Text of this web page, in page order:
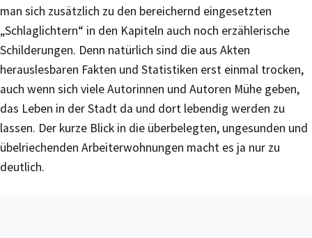
man sich zusätzlich zu den bereichernd eingesetzten
„Schlaglichtern“ in den Kapiteln auch noch erzählerische
Schilderungen. Denn natürlich sind die aus Akten
herauslesbaren Fakten und Statistiken erst einmal trocken,
auch wenn sich viele Autorinnen und Autoren Mühe geben,
das Leben in der Stadt da und dort lebendig werden zu
lassen. Der kurze Blick in die überbelegten, ungesunden und
übelriechenden Arbeiterwohnungen macht es ja nur zu
deutlich.